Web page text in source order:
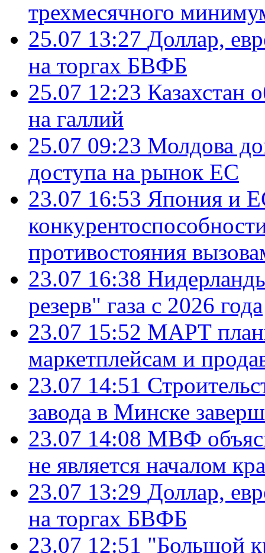
трехмесячного
25.07 13:27 Доллар,
на торгах БВФБ
25.07 12:23 Казахстан
на галлий
25.07 09:23 Молдова
доступа на рынок ЕС
23.07 16:53 Япония и
противостояния
23.07 16:38
резерв" газа с 2026 года
23.07 15:52 МАРТ
маркетплейсам и
23.07 14:51
завода в Минске
23.07 14:08 МВФ
не является началом
23.07 13:29 Доллар,
на торгах БВФБ
23.07 12:51 "Большой